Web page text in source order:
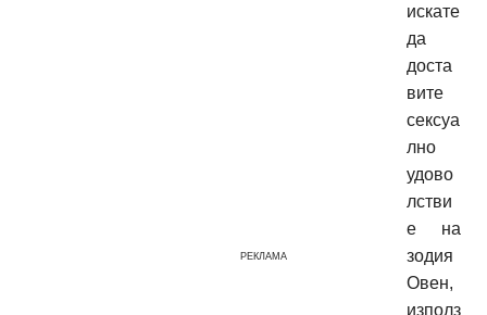
РЕКЛАМА
искате
да
доста
вите
сексуа
лно
удово
лстви
е на
зодия
Овен,
използ